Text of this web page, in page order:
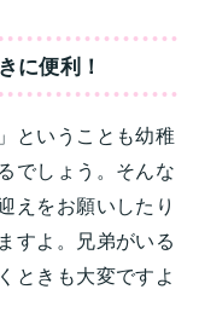
に便利！
ということも幼稚
でしょう。そんな
えをお願いしたり
すよ。兄弟がいる
ときも大変ですよ